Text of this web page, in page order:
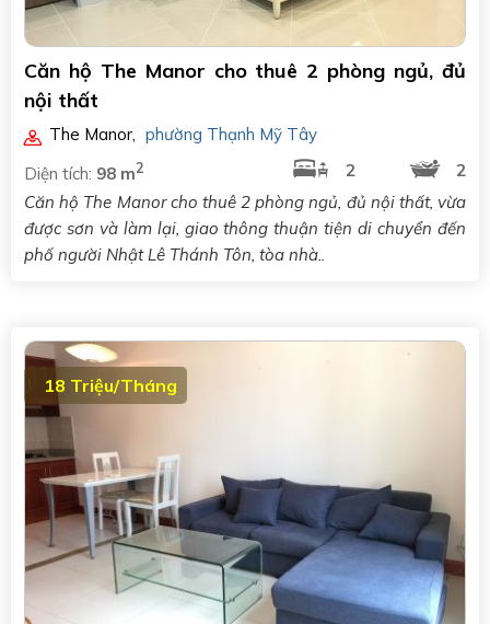
Căn hộ The Manor cho thuê 2 phòng ngủ, đủ
nội thất
The Manor, phường Thạnh Mỹ Tây
Diện tích: 98 m2 2
2
Căn hộ The Manor cho thuê 2 phòng ngủ, đủ nội thất, vừa
được sơn và làm lại, giao thông thuận tiện di chuyển đến
phố người Nhật Lê Thánh Tôn, tòa nhà..
18 Triệu/Tháng